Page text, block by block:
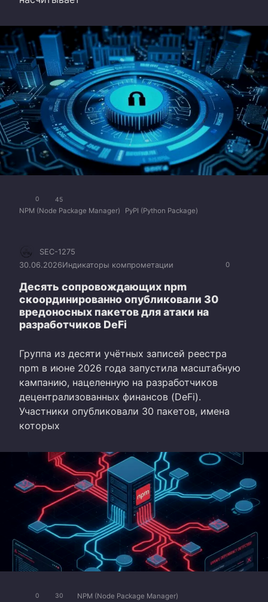
0 45
NPM (Node Package Manager) PyPI (Python Package)
0
SEC-1275
30.06.2026Индикаторы компрометации
Десять сопровождающих npm
скоординированно опубликовали 30
вредоносных пакетов для атаки на
разработчиков DeFi
Группа из десяти учётных записей реестра
npm в июне 2026 года запустила масштабную
кампанию, нацеленную на разработчиков
децентрализованных финансов (DeFi).
Участники опубликовали 30 пакетов, имена
которых
0 30 NPM (Node Package Manager)